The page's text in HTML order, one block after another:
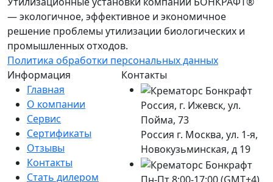
— экологичное, эффективное и экономичное
решение проблемы утилизации биологических и
промышленных отходов.
Политика обработки персональных данных
Информация
Главная
О компании
Сервис
Сертификаты
Отзывы
Контакты
Стать дилером
Контакты
Россия, г. Ижевск, ул.
Пойма, 73
Россия г. Москва, ул. 1-я,
Новокузьминская, д 19